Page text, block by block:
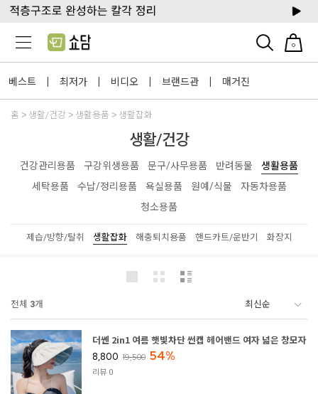
0
베스트 | 최저가 | 비디오 | 브랜드관 | 매거진
홈 생활/건강 생활용품 생활잡화
생활/건강
건강관리용품 구강위생용품 문구/사무용품 반려동물
생활용품
세탁용품
수납/정리용품 욕실용품 원예/식물
자동차용품
청소용품
제습/방향/탈취 생활잡화 해충퇴치용품 핸드카트/운반기 화장지
전체 3개
더쎈 2in1 여름 햇빛차단 썬캡 헤어밴드 여자 넓은 창모자
8,800 19,500 54%
리뷰 0